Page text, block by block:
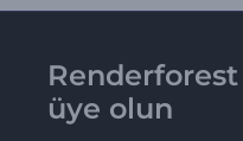
üye olun